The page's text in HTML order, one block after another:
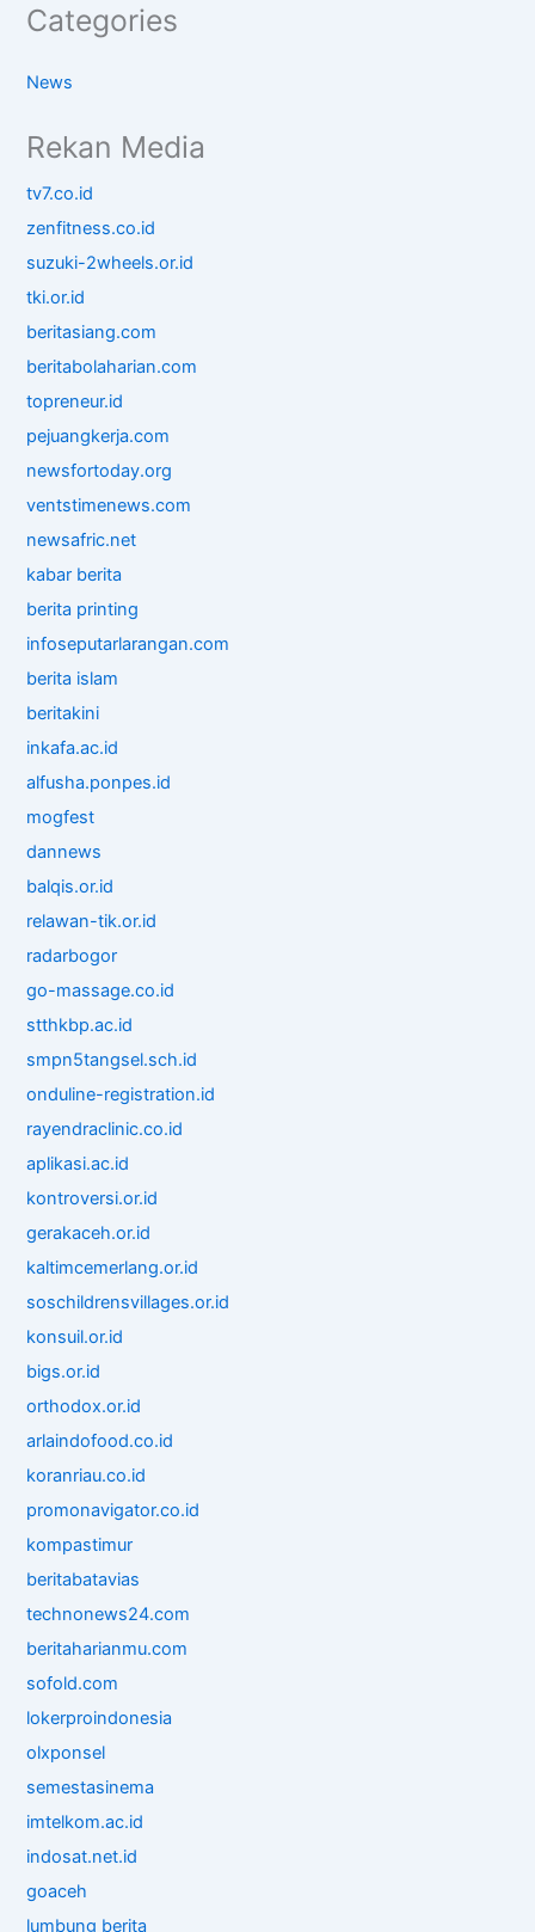
Categories
News
Rekan Media
tv7.co.id
zenfitness.co.id
suzuki-2wheels.or.id
tki.or.id
beritasiang.com
beritabolaharian.com
topreneur.id
pejuangkerja.com
newsfortoday.org
ventstimenews.com
newsafric.net
kabar berita
berita printing
infoseputarlarangan.com
berita islam
beritakini
inkafa.ac.id
alfusha.ponpes.id
mogfest
dannews
balqis.or.id
relawan-tik.or.id
radarbogor
go-massage.co.id
stthkbp.ac.id
smpn5tangsel.sch.id
onduline-registration.id
rayendraclinic.co.id
aplikasi.ac.id
kontroversi.or.id
gerakaceh.or.id
kaltimcemerlang.or.id
soschildrensvillages.or.id
konsuil.or.id
bigs.or.id
orthodox.or.id
arlaindofood.co.id
koranriau.co.id
promonavigator.co.id
kompastimur
beritabatavias
technonews24.com
beritaharianmu.com
sofold.com
lokerproindonesia
olxponsel
semestasinema
imtelkom.ac.id
indosat.net.id
goaceh
lumbung berita